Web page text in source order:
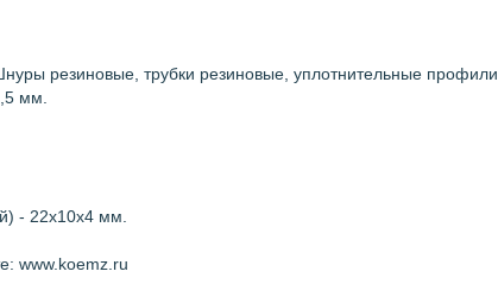
резиновые, трубки резиновые, уплотнительные профили.
мм.
- 22х10х4 мм.
www.koemz.ru